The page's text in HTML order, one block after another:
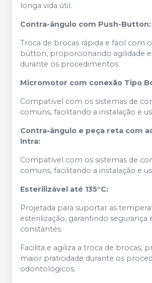
longa vida útil.
Contra-ângulo com Push-Button:
Troca de brocas rápida e fácil com
button, proporcionando agilidade e
durante os procedimentos.
Micromotor com conexão Tipo
Compatível com os sistemas de
comuns, facilitando a instalação e
Contra-ângulo e peça reta com
Intra:
Compatível com os sistemas de
comuns, facilitando a instalação e
Esterilizável até 135°C:
Projetada para suportar as
esterilização, garantindo segurança
constantes.
Facilita e agiliza a troca de brocas,
maior praticidade durante os
odontológicos.